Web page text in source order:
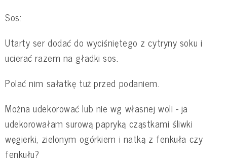
Sos:
Utarty ser dodać do wyciśniętego z cytryny soku i
ucierać razem na gładki sos.
Polać nim sałatkę tuż przed podaniem.
Można udekorować lub nie wg własnej woli - ja
udekorowałam surową papryką cząstkami śliwki
węgierki, zielonym ogórkiem i natką z fenkuła czy
fenkułu?